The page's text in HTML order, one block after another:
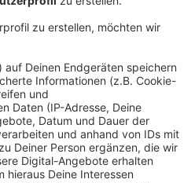
wieder an der Riegel-
es Infostände zum
(Marktplatz 9-13 Uhr) und
Uhr). Am Sonntag werden
angeboten
0281/107-4420).